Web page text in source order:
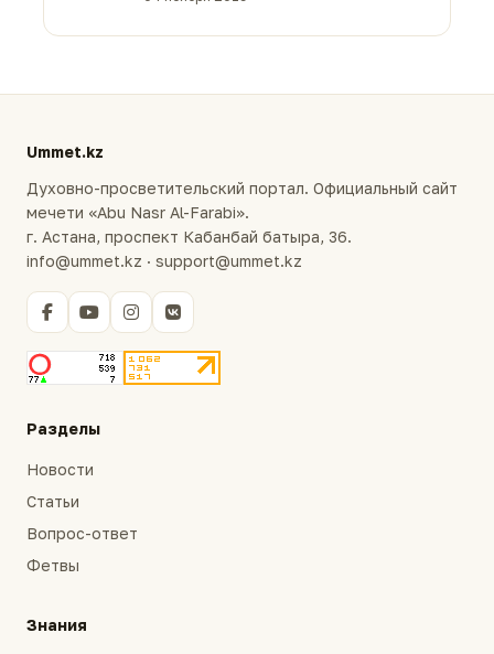
Ummet.kz
Духовно-просветительский портал. Официальный сайт
мечети «Abu Nasr Al-Farabi».
г. Астана, проспект Кабанбай батыра, 36.
info@ummet.kz · support@ummet.kz
Разделы
Новости
Статьи
Вопрос-ответ
Фетвы
Знания